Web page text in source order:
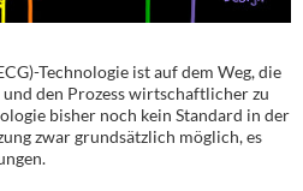
Technologie ist auf dem Weg, die
den Prozess wirtschaftlicher zu
bisher noch kein Standard in der
zwar grundsätzlich möglich, es